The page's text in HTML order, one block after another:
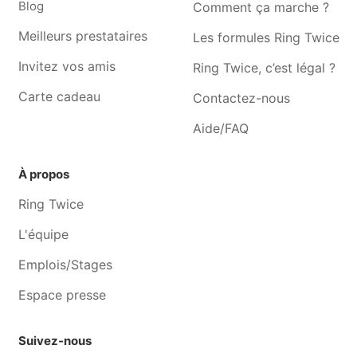
Graphiste Fayt-lez-manage
Graphiste Marchienne-au-
pierre
Graphiste Montigny-le-tilleul
Blog
Meilleurs prestataires
Invitez vos amis
Carte cadeau
Comment ça marche ?
Les formules Ring Twice
Ring Twice, c’est légal ?
Contactez-nous
Aide/FAQ
À propos
Ring Twice
L'équipe
Emplois/Stages
Espace presse
Suivez-nous